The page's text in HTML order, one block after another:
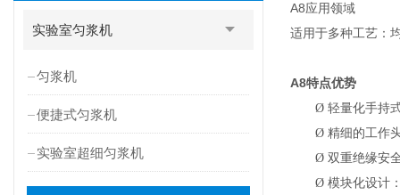
实验室匀浆机
匀浆机
便捷式匀浆机
实验室超细匀浆机
A8应用领域
适用于多种工艺：
A8特点优势
Ø 轻量化手持
Ø 精细的工作
Ø 双重绝缘安
Ø 模块化设计